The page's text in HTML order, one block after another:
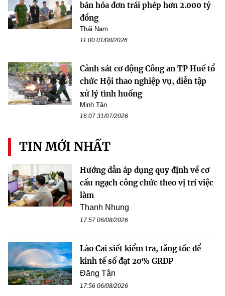
bán hóa đơn trái phép hơn 2.000 tỷ
đồng
Thái Nam
11:00 01/08/2026
Cảnh sát cơ động Công an TP Huế tổ
chức Hội thao nghiệp vụ, diễn tập
xử lý tình huống
Minh Tân
16:07 31/07/2026
TIN MỚI NHẤT
Hướng dẫn áp dụng quy định về cơ
cấu ngạch công chức theo vị trí việc
làm
Thanh Nhung
17:57 06/08/2026
Lào Cai siết kiểm tra, tăng tốc để
kinh tế số đạt 20% GRDP
Đăng Tân
17:56 06/08/2026